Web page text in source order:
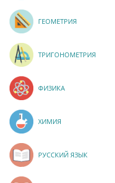
ГЕОМЕТРИЯ
ТРИГОНОМЕТРИЯ
ФИЗИКА
ХИМИЯ
РУССКИЙ ЯЗЫК